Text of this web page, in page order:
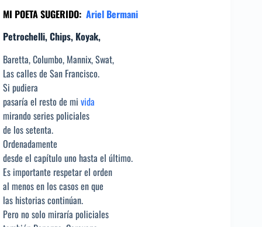
MI POETA SUGERIDO: Ariel Bermani
Petrochelli, Chips, Koyak,
Baretta, Columbo, Mannix, Swat,
Las calles de San Francisco.
Si pudiera
pasaría el resto de mi vida
mirando series policiales
de los setenta.
Ordenadamente
desde el capítulo uno hasta el último.
Es importante respetar el orden
al menos en los casos en que
las historias continúan.
Pero no solo miraría policiales